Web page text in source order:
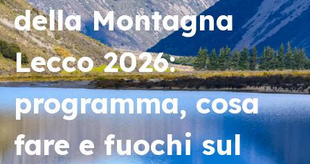
della Montagna
Lecco 2026:
programma, cosa
fare e fuochi sul